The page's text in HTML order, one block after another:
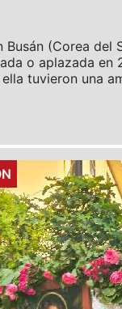
(Corea del
o aplazada en
tuvieron una